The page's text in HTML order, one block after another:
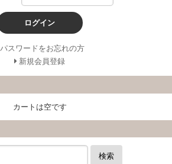
ログイン
パスワードをお忘れの方
新規会員登録
カートは空です
検索